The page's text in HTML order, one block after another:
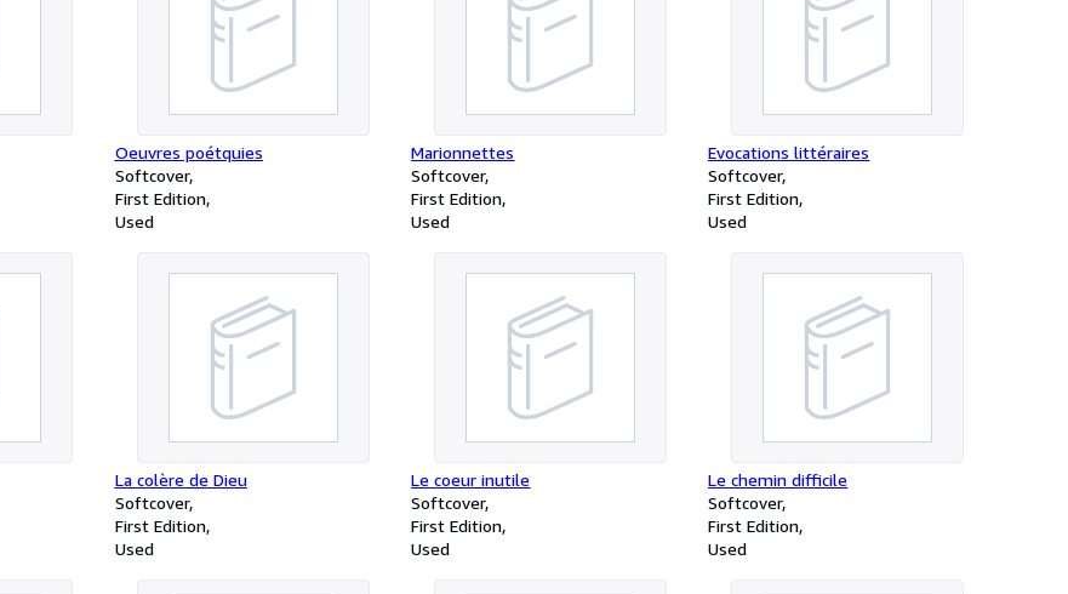
Oeuvres poétquies
Softcover
First Edition
Used
Marionnettes
Softcover
First Edition
Used
Evocations littéraires
Softcover
First Edition
Used
La colère de Dieu
Softcover
First Edition
Used
Le coeur inutile
Softcover
First Edition
Used
Le chemin difficile
Softcover
First Edition
Used